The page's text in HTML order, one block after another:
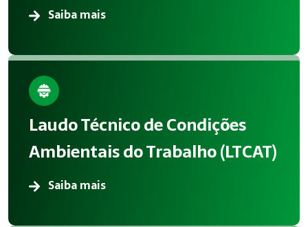
Saiba mais
Laudo Técnico de Condições
Ambientais do Trabalho (LTCAT)
Saiba mais